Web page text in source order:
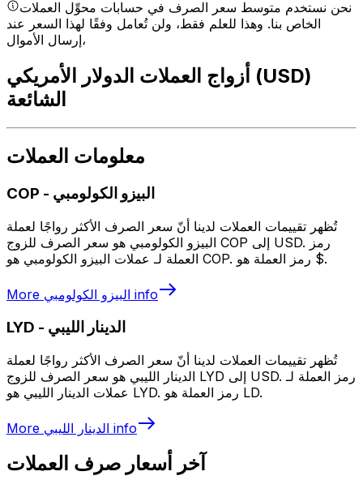
نحن نستخدم متوسط سعر الصرف في حسابات محوِّل العملات
الخاص بنا. وهذا للعلم فقط، ولن تُعامل وفقًا لهذا السعر عند
إرسال الأموال،
أزواج العملات الدولار الأمريكي (USD)
الشائعة
معلومات العملات
COP - البيزو الكولومبي
تُظهر تقييمات العملات لدينا أنّ سعر الصرف الأكثر رواجًا لعملة
البيزو الكولومبي هو سعر الصرف للزوج COP إلى USD. رمز
العملة لـ عملات البيزو الكولومبي هو COP. رمز العملة هو $.
More البيزو الكولومبي info
LYD - الدينار الليبي
تُظهر تقييمات العملات لدينا أنّ سعر الصرف الأكثر رواجًا لعملة
الدينار الليبي هو سعر الصرف للزوج LYD إلى USD. رمز العملة لـ
عملات الدينار الليبي هو LYD. رمز العملة هو LD.
More الدينار الليبي info
آخر أسعار صرف العملات